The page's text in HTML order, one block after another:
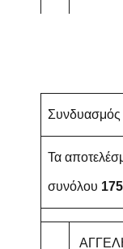
Τα
συνόλου 175